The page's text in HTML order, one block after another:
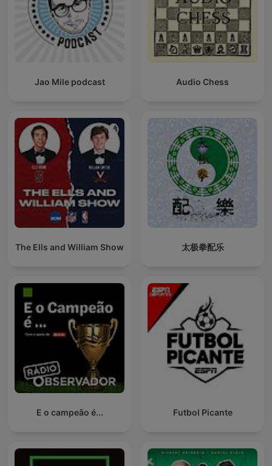
Jao Mile podcast Audio Chess
The Ells and William Show 太极拳配乐
E o campeão é... Futbol Picante